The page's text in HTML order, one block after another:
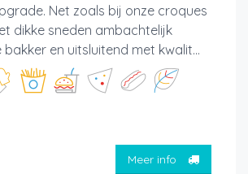
Net zoals bij onze croques
dikke sneden ambachtelijk
en uitsluitend met kwalit...
Meer info